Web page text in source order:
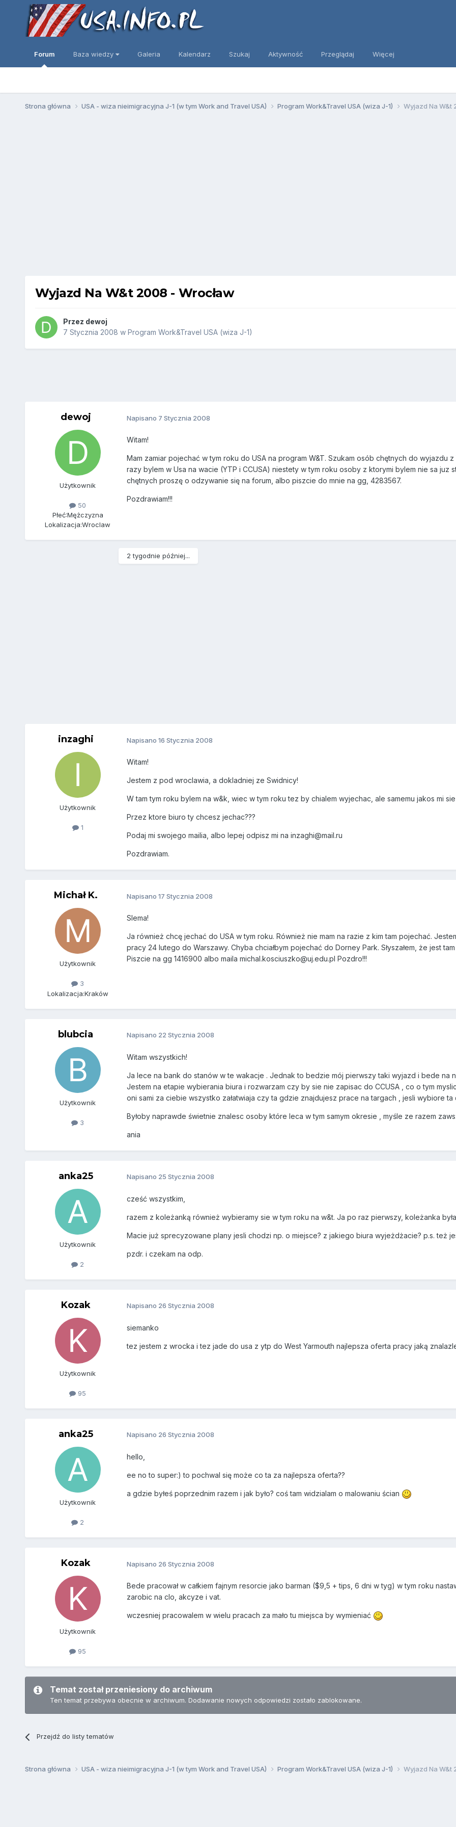
Forum Baza wiedzy Galeria Kalendarz Szukaj Aktywność Przeglądaj Więcej
Strona główna USA - wiza nieimigracyjna J-1 (w tym Work and Travel USA) Program Work&Travel USA (wiza J-1) Wyjazd Na W&t
Wyjazd Na W&t 2008 - Wrocław
Przez dewoj
7 Stycznia 2008 w Program Work&Travel USA (wiza J-1)
dewoj
Użytkownik
50
Płeć:Mężczyzna
Lokalizacja:Wroclaw
Napisano 7 Stycznia 2008
Witam!
Mam zamiar pojechać w tym roku do USA na program W&T. Szukam osób chętnych do wyjazdu
razy bylem w Usa na wacie (YTP i CCUSA) niestety w tym roku osoby z ktorymi bylem nie sa
chętnych proszę o odzywanie się na forum, albo piszcie do mnie na gg, 4283567.
Pozdrawiam!!!
2 tygodnie później...
inzaghi
Użytkownik
1
Napisano 16 Stycznia 2008
Witam!
Jestem z pod wroclawia, a dokladniej ze Swidnicy!
W tam tym roku bylem na w&k, wiec w tym roku tez by chialem wyjechac, ale samemu jakos mi
Przez ktore biuro ty chcesz jechac???
Podaj mi swojego mailia, albo lepej odpisz mi na inzaghi@mail.ru
Pozdrawiam.
Michał K.
Użytkownik
3
Lokalizacja:Kraków
Napisano 17 Stycznia 2008
SIema!
Ja również chcę jechać do USA w tym roku. Również nie mam na razie z kim tam pojechać.
pracy 24 lutego do Warszawy. Chyba chciałbym pojechać do Dorney Park. Słyszałem, że jest
Piszcie na gg 1416900 albo maila michal.kosciuszko@uj.edu.pl Pozdro!!!
blubcia
Użytkownik
3
Napisano 22 Stycznia 2008
Witam wszystkich!
Ja lece na bank do stanów w te wakacje . Jednak to bedzie mój pierwszy taki wyjazd i bede na
Jestem na etapie wybierania biura i rozwarzam czy by sie nie zapisac do CCUSA , co o tym
oni sami za ciebie wszystko załatwiaja czy ta gdzie znajdujesz prace na targach , jesli wybiore
Byłoby naprawde świetnie znalesc osoby które leca w tym samym okresie , myśle ze razem
ania
anka25
Użytkownik
2
Napisano 25 Stycznia 2008
cześć wszystkim,
razem z koleżanką również wybieramy sie w tym roku na w&t. Ja po raz pierwszy, koleżanka
Macie już sprecyzowane plany jesli chodzi np. o miejsce? z jakiego biura wyjeżdżacie? p.s. też
pzdr. i czekam na odp.
Kozak
Użytkownik
95
Napisano 26 Stycznia 2008
siemanko
tez jestem z wrocka i tez jade do usa z ytp do West Yarmouth najlepsza oferta pracy jaką
anka25
Użytkownik
2
Napisano 26 Stycznia 2008
hello,
ee no to super:) to pochwal się może co ta za najlepsza oferta??
a gdzie byłeś poprzednim razem i jak było? coś tam widzialam o malowaniu ścian
Kozak
Użytkownik
95
Napisano 26 Stycznia 2008
Bede pracował w całkiem fajnym resorcie jako barman ($9,5 + tips, 6 dni w tyg) w tym roku
zarobic na clo, akcyze i vat.
wczesniej pracowalem w wielu pracach za mało tu miejsca by wymieniać
Temat został przeniesiony do archiwum
Ten temat przebywa obecnie w archiwum. Dodawanie nowych odpowiedzi zostało zablokowane.
Przejdź do listy tematów
Strona główna USA - wiza nieimigracyjna J-1 (w tym Work and Travel USA) Program Work&Travel USA (wiza J-1) Wyjazd Na W&t